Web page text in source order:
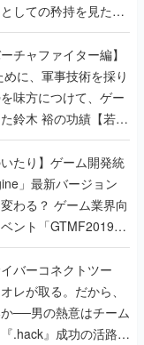
しての矜持を見た
】
チャファイター編】
めに、軍事技術を採り
味方につけて、ゲー
鈴木 裕の功績【若ゲ
たり】ゲーム開発統
」最新バージョン
わる？ ゲーム業界向
ント「GTMF2019」
深めよう【PR】
バーコネクトツー
レが取る。だから、
──男の熱意はチーム
.hack』成功の活路を